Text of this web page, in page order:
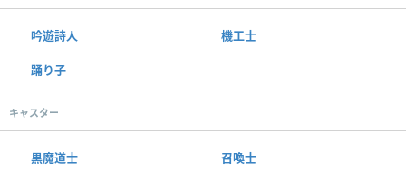
吟遊詩人 機工士
踊り子
キャスター
黒魔道士 召喚士